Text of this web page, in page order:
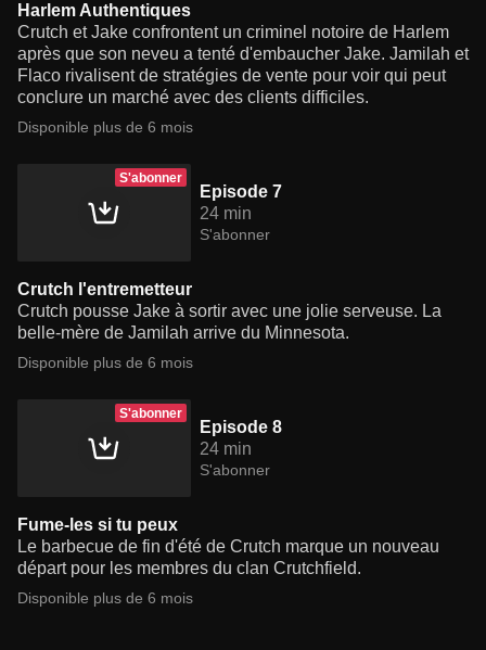
Harlem Authentiques
Crutch et Jake confrontent un criminel notoire de Harlem
après que son neveu a tenté d'embaucher Jake. Jamilah et
Flaco rivalisent de stratégies de vente pour voir qui peut
conclure un marché avec des clients difficiles.
Disponible plus de 6 mois
S'abonner
Episode 7
24 min
S'abonner
Crutch l'entremetteur
Crutch pousse Jake à sortir avec une jolie serveuse. La
belle-mère de Jamilah arrive du Minnesota.
Disponible plus de 6 mois
S'abonner
Episode 8
24 min
S'abonner
Fume-les si tu peux
Le barbecue de fin d'été de Crutch marque un nouveau
départ pour les membres du clan Crutchfield.
Disponible plus de 6 mois